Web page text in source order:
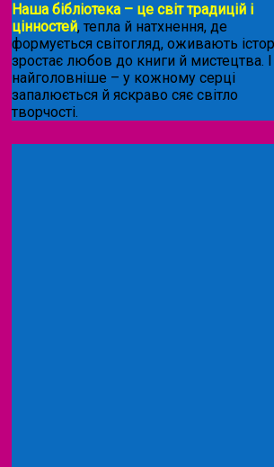
Наша бібліотека – це світ традицій і
цінностей, тепла й натхнення, де
формується світогляд, оживають
зростає любов до книги й мистецтва. І
найголовніше – у кожному серці
запалюється й яскраво сяє світло
творчості.